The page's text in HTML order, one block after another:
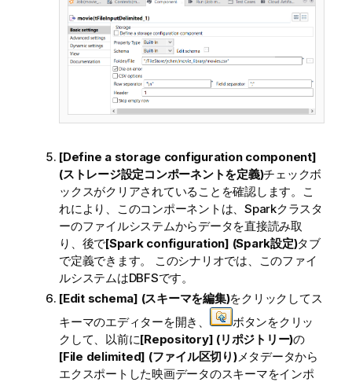
[Define a storage configuration component]
(ストレージ設定コンポーネントを定義)チェックボ
ックスがクリアされていることを確認します。こ
れにより、このコンポーネントは、Sparkクラスタ
ーのファイルシステムからデータを直接読み取
り、後で[Spark configuration] (Spark設定)タブ
で定義できます。 このシナリオでは、このファイ
ルシステムはDBFSです。
[Edit schema] (スキーマを編集)をクリックしてス
キーマのエディターを開き、
ボタンをクリッ
クして、以前に[Repository] (リポジトリー)の
[File delimited] (ファイル区切り)メタデータから
エクスポートした映画データのスキーマをインポ